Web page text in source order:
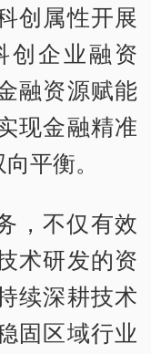
创属性开展
创企业融资
融资源赋能
现金融精准
平衡。
，不仅有效
术研发的资
续深耕技术
固区域行业